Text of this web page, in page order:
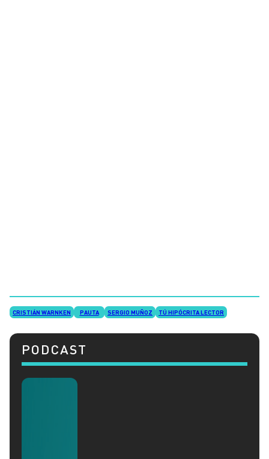
CRISTIÁN WARNKEN PAUTA SERGIO MUÑOZ TÚ HIPÓCRITA LECTOR
PODCAST